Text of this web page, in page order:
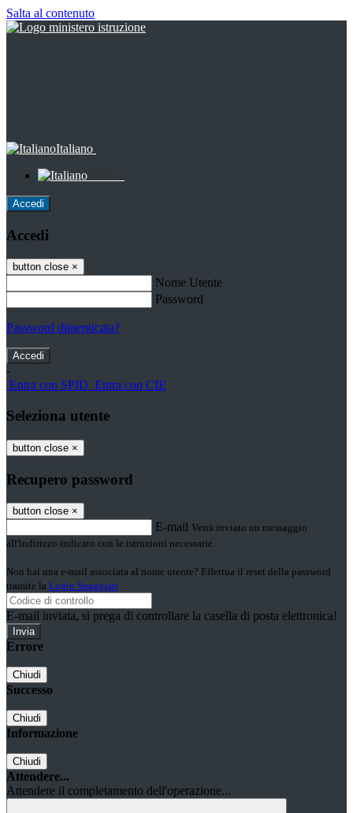
Salta al contenuto
Italiano
Accedi
Accedi
button close ×
Nome Utente
Password
Password dimenticata?
-
Entra con SPID Entra con CIE
Seleziona utente
button close ×
Recupero password
button close ×
E-mail Verrà inviato un messaggio
all'indirizzo indicato con le istruzioni necessarie.
Non hai una e-mail associata al nome utente? Effettua il reset della password
tramite la Login Spaggiari
E-mail inviata, si prega di controllare la casella di posta elettronica!
Errore
Chiudi
Successo
Chiudi
Informazione
Chiudi
Attendere...
Attendere il completamento dell'operazione...